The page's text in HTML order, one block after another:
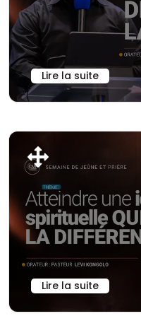
Lire la suite
Lire la suite